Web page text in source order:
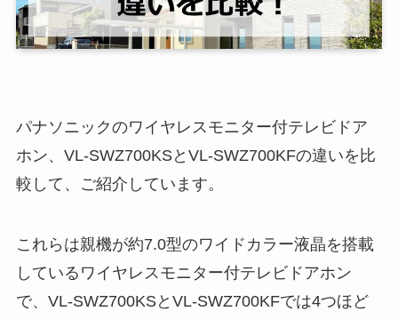
パナソニックのワイヤレスモニター付テレビドア
ホン、VL-SWZ700KSとVL-SWZ700KFの違いを比
較して、ご紹介しています。
これらは親機が約7.0型のワイドカラー液晶を搭載
しているワイヤレスモニター付テレビドアホン
で、VL-SWZ700KSとVL-SWZ700KFでは4つほど